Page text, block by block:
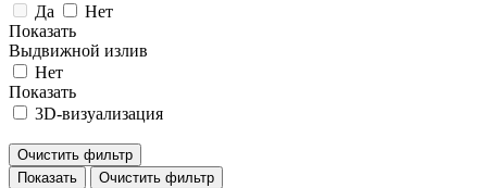
Да
Нет
Показать
Выдвижной излив
Нет
Показать
3D-визуализация
Очистить фильтр
Показать
Очистить фильтр